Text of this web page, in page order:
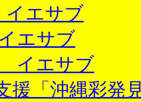
エサブ
エサブ
イエサブ
援「沖縄彩発